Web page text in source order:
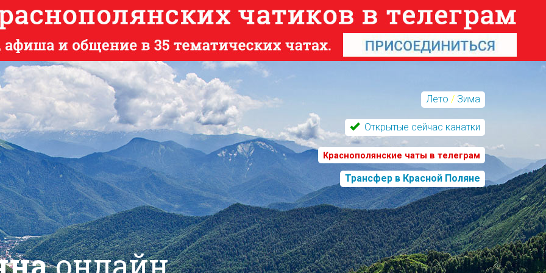
Лето / Зима
Открытые сейчас канатки
Краснополянские чаты в телеграм
Трансфер в Красной Поляне